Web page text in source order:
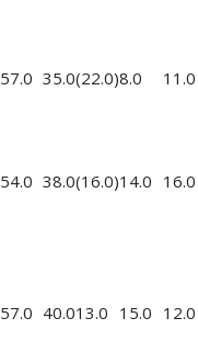
57.0 35.0(22.0)8.0
11.0
54.0 38.0(16.0)14.0 16.0
57.0 40.013.0 15.0 12.0